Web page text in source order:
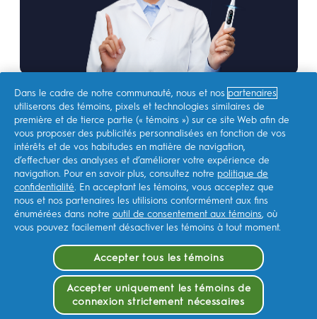
MAGASINER
SITES CONNEXES
NOTRE AMBITION
NOUS CONTACTER
Dans le cadre de notre communauté, nous et nos partenaires
utiliserons des témoins, pixels et technologies similaires de
première et de tierce partie (« témoins ») sur ce site Web afin de
vous proposer des publicités personnalisées en fonction de vos
intérêts et de vos habitudes en matière de navigation,
d’effectuer des analyses et d’améliorer votre expérience de
navigation. Pour en savoir plus, consultez notre politique de
confidentialité. En acceptant les témoins, vous acceptez que
nous et nos partenaires les utilisions conformément aux fins
énumérées dans notre outil de consentement aux témoins, où
vous pouvez facilement désactiver les témoins à tout moment.
Accepter tous les témoins
Accepter uniquement les témoins de
connexion strictement nécessaires